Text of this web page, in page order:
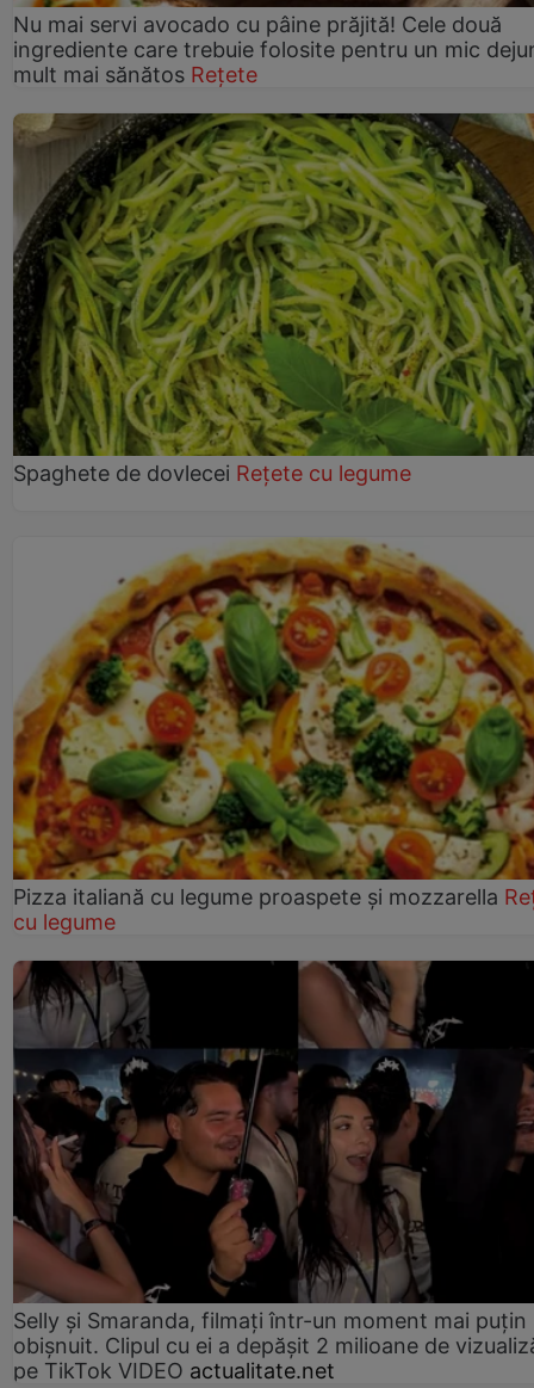
Nu mai servi avocado cu pâine prăjită! Cele două
ingrediente care trebuie folosite pentru un mic
mult mai sănătos Rețete
Spaghete de dovlecei Rețete cu legume
Pizza italiană cu legume proaspete și mozzarella
cu legume
Selly și Smaranda, filmați într-un moment mai puțin
obișnuit. Clipul cu ei a depășit 2 milioane de
pe TikTok VIDEO actualitate.net